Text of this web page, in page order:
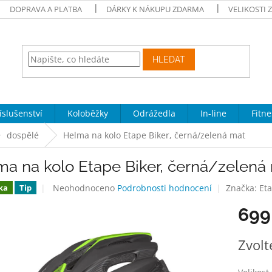
DOPRAVA A PLATBA DÁRKY K NÁKUPU ZDARMA VELIKOSTI
HLEDAT
Koloběžky Odrážedla In-line
dospělé Helma na kolo Etape Biker, černá/zelená mat
na kolo Etape Biker, černá/zelená
Tip
Průměrné
5
hvězdiček.
Neohodnoceno Podrobnosti hodnocení Značka:
cena: